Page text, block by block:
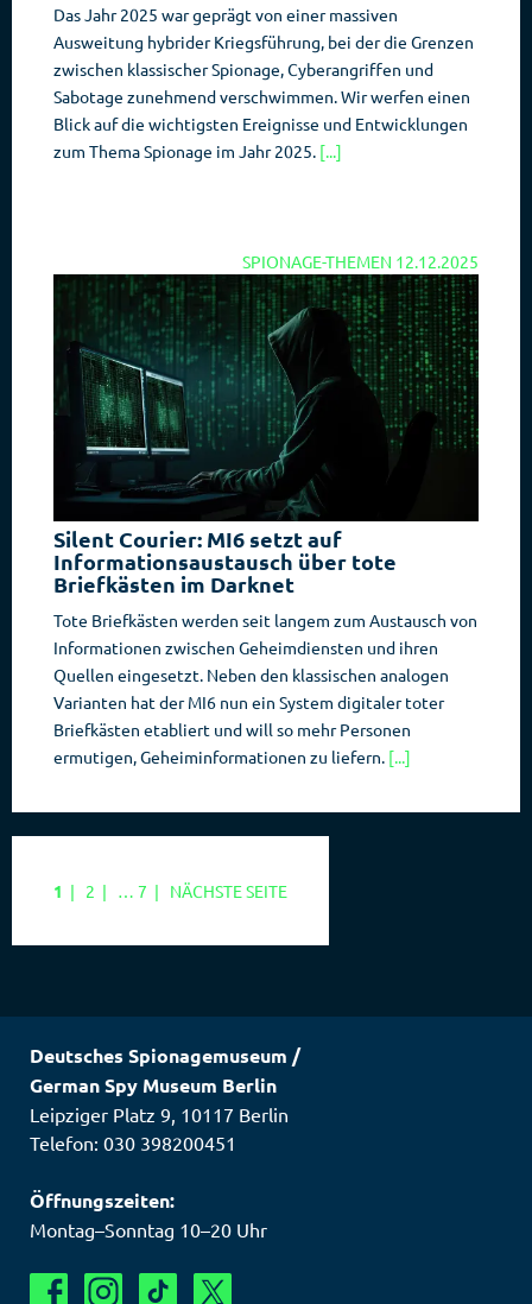
Das Jahr 2025 war geprägt von einer massiven
Ausweitung hybrider Kriegsführung, bei der die Grenzen
zwischen klassischer Spionage, Cyberangriffen und
Sabotage zunehmend verschwimmen. Wir werfen einen
Blick auf die wichtigsten Ereignisse und Entwicklungen
zum Thema Spionage im Jahr 2025. [...]
SPIONAGE-THEMEN 12.12.2025
Silent Courier: MI6 setzt auf
Informationsaustausch über tote
Briefkästen im Darknet
Tote Briefkästen werden seit langem zum Austausch von
Informationen zwischen Geheimdiensten und ihren
Quellen eingesetzt. Neben den klassischen analogen
Varianten hat der MI6 nun ein System digitaler toter
Briefkästen etabliert und will so mehr Personen
ermutigen, Geheiminformationen zu liefern. [...]
SEITE
1 | SEITE
2 | … SEITE
7 | NÄCHSTE SEITE
Deutsches Spionagemuseum /
German Spy Museum Berlin
Leipziger Platz 9, 10117 Berlin
Telefon: 030 398200451
Öffnungszeiten:
Montag–Sonntag 10–20 Uhr